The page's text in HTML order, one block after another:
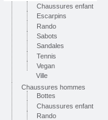
Chaussures enfant
Escarpins
Rando
Sabots
Sandales
Tennis
Vegan
Ville
Chaussures hommes
Bottes
Chaussures enfant
Rando